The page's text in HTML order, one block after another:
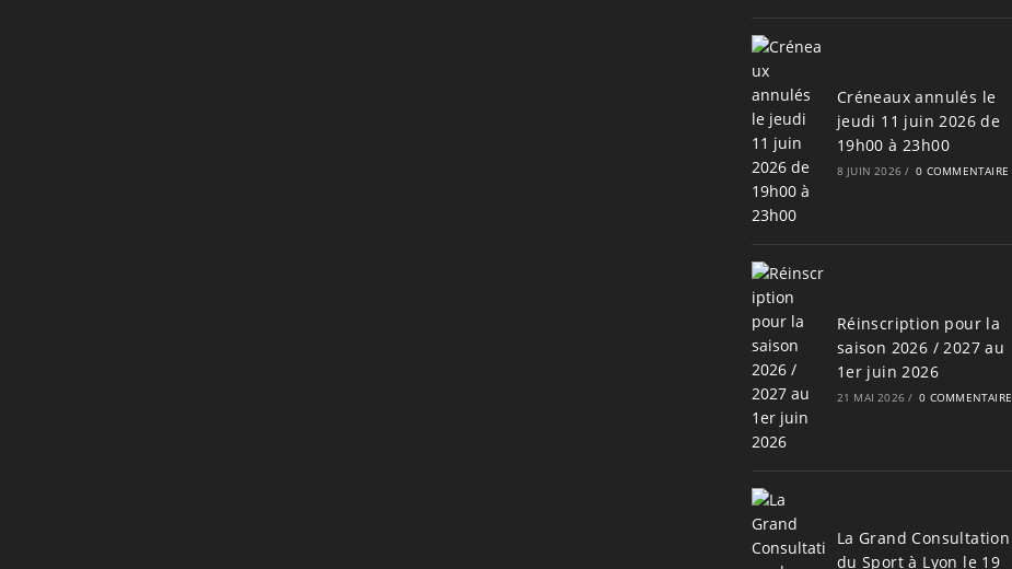
Créneaux annulés le
jeudi 11 juin 2026 de
19h00 à 23h00
8 JUIN 2026 / 0 COMMENTAIRE
Réinscription pour la
saison 2026 / 2027 au
1er juin 2026
21 MAI 2026 / 0 COMMENTAIRE
La Grand Consultation
du Sport à Lyon le 19